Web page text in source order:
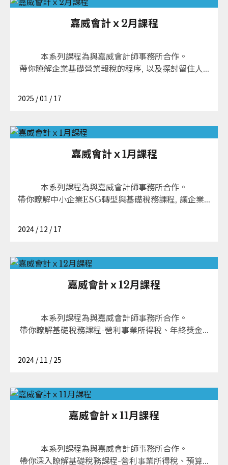
嘉威會計ｘ2月課程
本系列課程為與嘉威會計師事務所合作。
帶你瞭解企業基礎營業報稅的程序, 以及探討留住人...
2025 / 01 / 17
嘉威會計ｘ1月課程
本系列課程為與嘉威會計師事務所合作。
帶你瞭解中小企業ESG轉型與基礎稅務課程, 讓企業...
2024 / 12 / 17
嘉威會計ｘ12月課程
本系列課程為與嘉威會計師事務所合作。
帶你瞭解基礎稅務課程-營利事業所得稅、年終獎金...
2024 / 11 / 25
嘉威會計ｘ11月課程
本系列課程為與嘉威會計師事務所合作。
帶你深入瞭解基礎稅務課程-營利事業所得稅、預算...